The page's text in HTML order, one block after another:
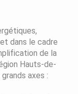
dans le cadre
de la
Hauts-de-
axes :